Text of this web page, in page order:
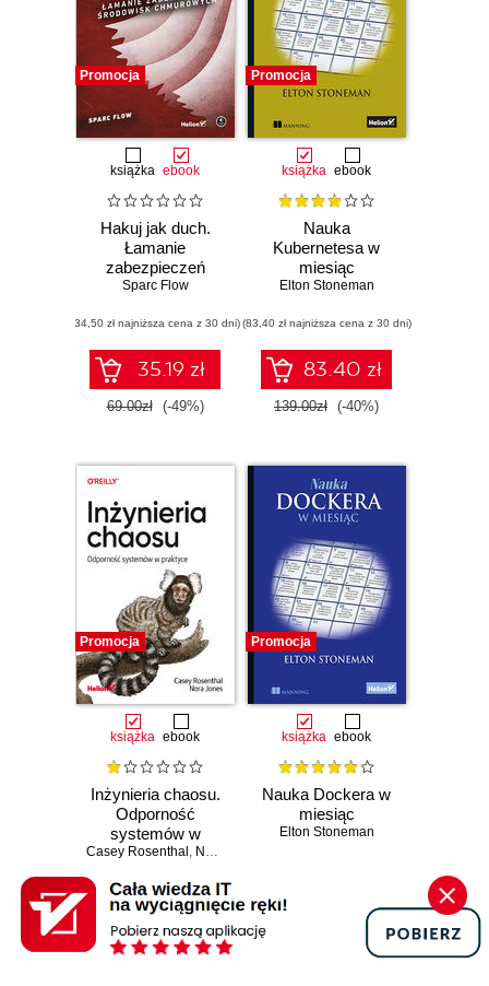
Promocja
książka ebook
Hakuj jak duch.
Łamanie
zabezpieczeń
środowisk
Sparc Flow
(34,50 zł najniższa cena z 30 dni)
35.19 zł
69.00zł (-49%)
Promocja
książka ebook
Nauka
Kubernetesa w
miesiąc
Elton Stoneman
(83,40 zł najniższa cena z 30 dni)
83.40 zł
139.00zł (-40%)
Promocja
książka ebook
Inżynieria chaosu.
Odporność
systemów w
praktyce
Casey Rosenthal , Nora Jones
(41,40 zł najniższa cena z 30 dni)
41.40 zł
Promocja
książka ebook
Nauka Dockera w
miesiąc
Elton Stoneman